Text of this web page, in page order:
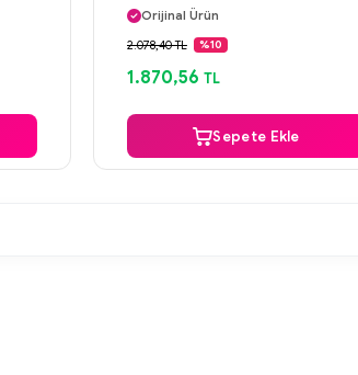
Orijinal Ürün
Güvenli Ödeme
2.078,40 TL %10
1.870,56 TL
Sepete Ekle